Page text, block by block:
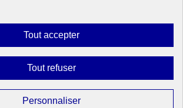
Tout accepterAutoriser
tous
Tout refuserInterdire
tous
PersonnaliserParamétrer
conforme
tous les contenus de ce site sont sous